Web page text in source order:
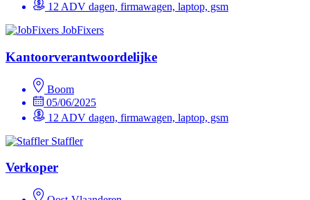
12 ADV dagen, firmawagen, laptop, gsm
JobFixers
Kantoorverantwoordelijke
Boom
05/06/2025
12 ADV dagen, firmawagen, laptop, gsm
Staffler
Verkoper